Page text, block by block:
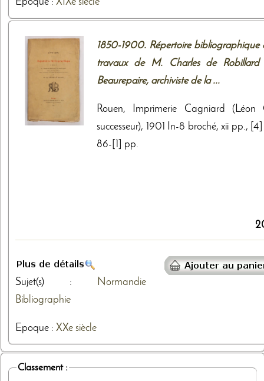
Epoque : XIXe siècle
1850-1900. Répertoire bibliographique
travaux de M. Charles de Robillard
Beaurepaire, archiviste de la ...
Rouen, Imprimerie Cagniard (Léon
successeur), 1901 In-8 broché, xii pp.,
86-[1] pp.
Sujet(s) :
Normandie
Bibliographie
Epoque : XXe siècle
Classement :